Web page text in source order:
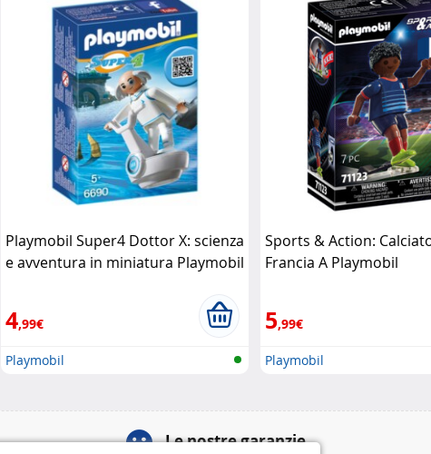
Playmobil Super4 Dottor X: scienza
e avventura in miniatura Playmobil
4,99€
Playmobil
Sports & Action:
Francia A Playmobil
5,99€
Playmobil
Le nostre garanzie